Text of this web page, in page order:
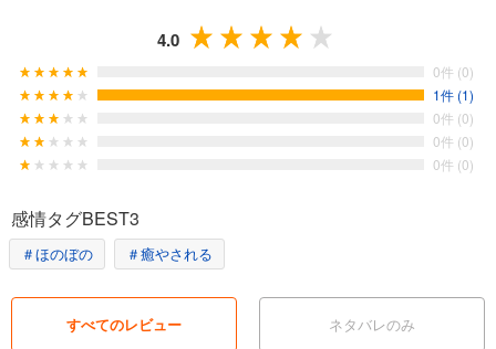
4.0
0件 (0)
1件 (1)
0件 (0)
0件 (0)
0件 (0)
感情タグBEST3
＃ほのぼの ＃癒やされる
すべてのレビュー ネタバレのみ